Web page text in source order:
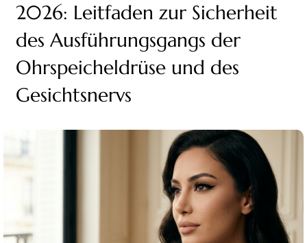
2026: Leitfaden zur Sicherheit
des Ausführungsgangs der
Ohrspeicheldrüse und des
Gesichtsnervs